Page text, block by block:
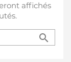
affichés
search